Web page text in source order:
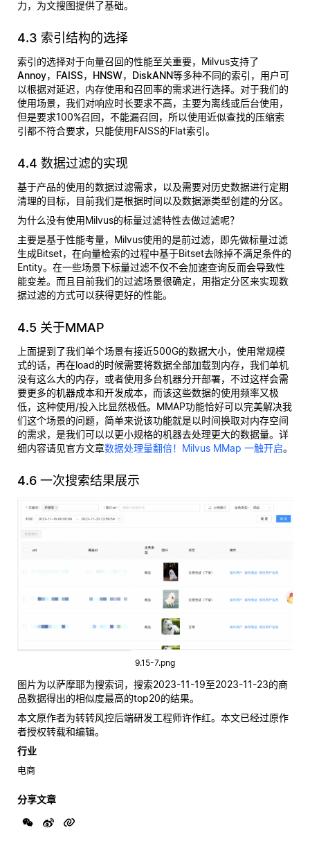
力，为文搜图提供了基础。
4.3 索引结构的选择
索引的选择对于向量召回的性能至关重要，Milvus支持了
Annoy，FAISS，HNSW，DiskANN等多种不同的索引，用户可
以根据对延迟，内存使用和召回率的需求进行选择。对于我们的
使用场景，我们对响应时长要求不高，主要为离线或后台使用，
但是要求100%召回，不能漏召回，所以使用近似查找的压缩索
引都不符合要求，只能使用FAISS的Flat索引。
4.4 数据过滤的实现
基于产品的使用的数据过滤需求，以及需要对历史数据进行定期
清理的目标，目前我们是根据时间以及数据源类型创建的分区。
为什么没有使用Milvus的标量过滤特性去做过滤呢？
主要是基于性能考量，Milvus使用的是前过滤，即先做标量过滤
生成Bitset，在向量检索的过程中基于Bitset去除掉不满足条件的
Entity。在一些场景下标量过滤不仅不会加速查询反而会导致性
能变差。而且目前我们的过滤场景很确定，用指定分区来实现数
据过滤的方式可以获得更好的性能。
4.5 关于MMAP
上面提到了我们单个场景有接近500G的数据大小，使用常规模
式的话，再在load的时候需要将数据全部加载到内存，我们单机
没有这么大的内存，或者使用多台机器分开部署，不过这样会需
要更多的机器成本和开发成本，而该这些数据的使用频率又极
低，这种使用/投入比显然极低。MMAP功能恰好可以完美解决我
们这个场景的问题，简单来说该功能就是以时间换取对内存空间
的需求，是我们可以以更小规格的机器去处理更大的数据量。详
细内容请见官方文章数据处理量翻倍！Milvus MMap 一触开启。
4.6 一次搜索结果展示
9.15-7.png
图片为以萨摩耶为搜索词，搜索2023-11-19至2023-11-23的商
品数据得出的相似度最高的top20的结果。
本文原作者为转转风控后端研发工程师许作红。本文已经过原作
者授权转载和编辑。
行业
电商
分享文章